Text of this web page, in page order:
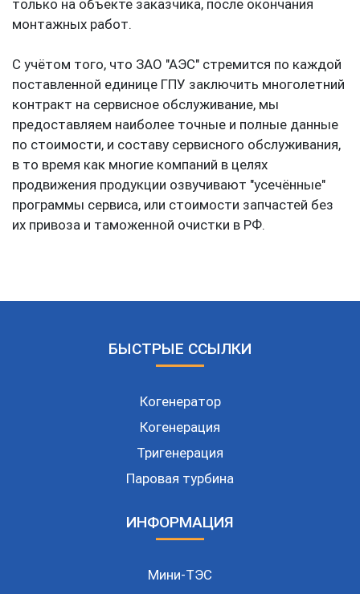
чаще всего, нет газа на сборочной площадке, и
поэтому испытать собранное изделие они могут
монтажных работ.
С учётом того, что ЗАО "АЭС" стремится по каждой
поставленной единице ГПУ заключить многолетний
контракт на сервисное обслуживание, мы
предоставляем наиболее точные и полные данные
по стоимости, и составу сервисного обслуживания,
в то время как многие компаний в целях
продвижения продукции озвучивают "усечённые"
БЫСТРЫЕ ССЫЛКИ
Когенератор
Когенерация
Паровая турбина
ИНФОРМАЦИЯ